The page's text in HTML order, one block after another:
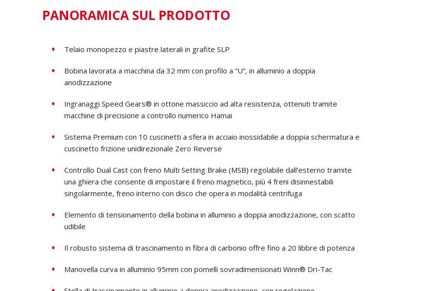
PANORAMICA SUL PRODOTTO
Telaio monopezzo e piastre laterali in grafite SLP
Bobina lavorata a macchina da 32 mm con profilo a “U”, in alluminio a doppia
anodizzazione
Ingranaggi Speed ​​Gears® in ottone massiccio ad alta resistenza, ottenuti tramite
macchine di precisione a controllo numerico Hamai
Sistema Premium con 10 cuscinetti a sfera in acciaio inossidabile a doppia schermatura e
cuscinetto frizione unidirezionale Zero Reverse
Controllo Dual Cast con freno Multi Setting Brake (MSB) regolabile dall’esterno tramite
una ghiera che consente di impostare il freno magnetico, più 4 freni disinnestabili
singolarmente, freno interno con disco che opera in modalità centrifuga
Elemento di tensionamento della bobina in alluminio a doppia anodizzazione, con scatto
udibile
Il robusto sistema di trascinamento in fibra di carbonio offre fino a 20 libbre di potenza
Manovella curva in alluminio 95mm con pomelli sovradimensionati Winn® Dri-Tac